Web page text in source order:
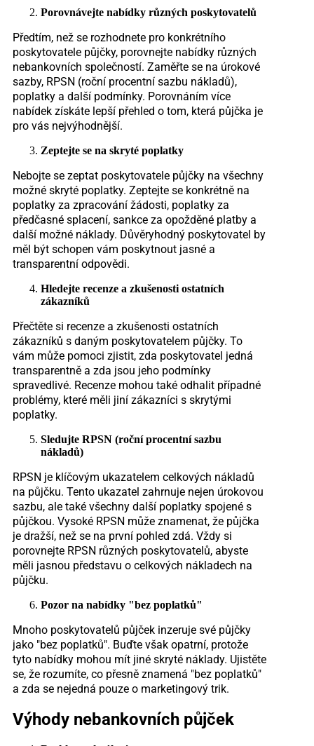
Porovnávejte nabídky různých poskytovatelů
Předtím, než se rozhodnete pro konkrétního
poskytovatele půjčky, porovnejte nabídky různých
nebankovních společností. Zaměřte se na úrokové
sazby, RPSN (roční procentní sazbu nákladů),
poplatky a další podmínky. Porovnáním více
nabídek získáte lepší přehled o tom, která půjčka je
pro vás nejvýhodnější.
Zeptejte se na skryté poplatky
Nebojte se zeptat poskytovatele půjčky na všechny
možné skryté poplatky. Zeptejte se konkrétně na
poplatky za zpracování žádosti, poplatky za
předčasné splacení, sankce za opožděné platby a
další možné náklady. Důvěryhodný poskytovatel by
měl být schopen vám poskytnout jasné a
transparentní odpovědi.
Hledejte recenze a zkušenosti ostatních
zákazníků
Přečtěte si recenze a zkušenosti ostatních
zákazníků s daným poskytovatelem půjčky. To
vám může pomoci zjistit, zda poskytovatel jedná
transparentně a zda jsou jeho podmínky
spravedlivé. Recenze mohou také odhalit případné
problémy, které měli jiní zákazníci s skrytými
poplatky.
Sledujte RPSN (roční procentní sazbu
nákladů)
RPSN je klíčovým ukazatelem celkových nákladů
na půjčku. Tento ukazatel zahrnuje nejen úrokovou
sazbu, ale také všechny další poplatky spojené s
půjčkou. Vysoké RPSN může znamenat, že půjčka
je dražší, než se na první pohled zdá. Vždy si
porovnejte RPSN různých poskytovatelů, abyste
měli jasnou představu o celkových nákladech na
půjčku.
Pozor na nabídky "bez poplatků"
Mnoho poskytovatelů půjček inzeruje své půjčky
jako "bez poplatků". Buďte však opatrní, protože
tyto nabídky mohou mít jiné skryté náklady. Ujistěte
se, že rozumíte, co přesně znamená "bez poplatků"
a zda se nejedná pouze o marketingový trik.
Výhody nebankovních půjček